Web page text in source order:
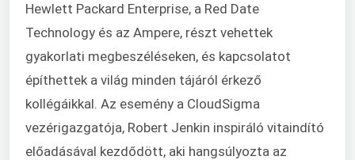
Hewlett Packard Enterprise, a Red Date
Technology és az Ampere, részt vehettek
gyakorlati megbeszéléseken, és kapcsolatot
építhettek a világ minden tájáról érkező
kollégáikkal. Az esemény a CloudSigma
vezérigazgatója, Robert Jenkin inspiráló vitaindító
előadásával kezdődött, aki hangsúlyozta az